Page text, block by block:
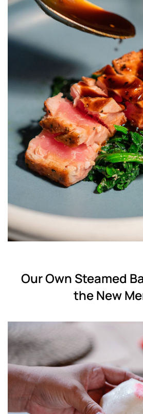
Our Own Steamed
the New